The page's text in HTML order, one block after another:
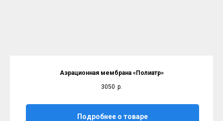
Аэрационная мембрана «Полиатр»
3050 р.
Подробнее о товаре